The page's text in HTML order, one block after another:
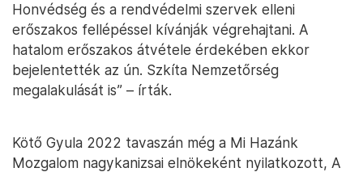
Honvédség és a rendvédelmi szervek elleni
erőszakos fellépéssel kívánják végrehajtani. A
hatalom erőszakos átvétele érdekében ekkor
bejelentették az ún. Szkíta Nemzetőrség
megalakulását is” – írták.
Kötő Gyula 2022 tavaszán még a Mi Hazánk
Mozgalom nagykanizsai elnökeként nyilatkozott, A